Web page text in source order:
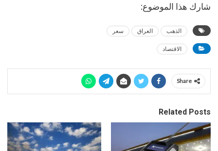
شارك هذا الموضوع:
الذهب العراق سعر
الاقتصاد
Share
Related Posts